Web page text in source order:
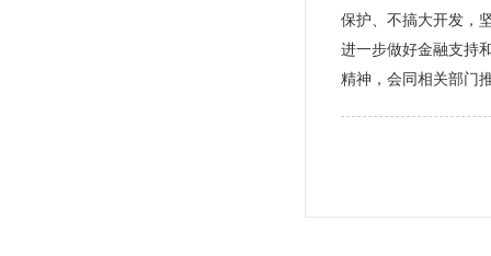
保护、不搞大开发，
进一步做好金融支持
精神，会同相关部门